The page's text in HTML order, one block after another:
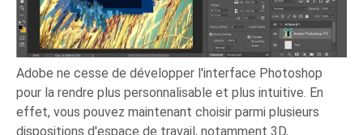
Adobe ne cesse de développer l'interface Photoshop
pour la rendre plus personnalisable et plus intuitive. En
effet, vous pouvez maintenant choisir parmi plusieurs
dispositions d'espace de travail, notamment 3D,